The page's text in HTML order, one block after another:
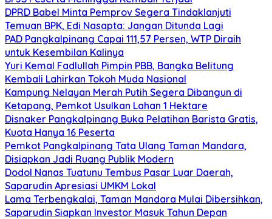
DPRD Babel Minta Pemprov Segera Tindaklanjuti
Temuan BPK, Edi Nasapta: Jangan Ditunda Lagi
PAD Pangkalpinang Capai 111,57 Persen, WTP Diraih
untuk Kesembilan Kalinya
Yuri Kemal Fadlullah Pimpin PBB, Bangka Belitung
Kembali Lahirkan Tokoh Muda Nasional
Kampung Nelayan Merah Putih Segera Dibangun di
Ketapang, Pemkot Usulkan Lahan 1 Hektare
Disnaker Pangkalpinang Buka Pelatihan Barista Gratis,
Kuota Hanya 16 Peserta
Pemkot Pangkalpinang Tata Ulang Taman Mandara,
Disiapkan Jadi Ruang Publik Modern
Dodol Nanas Tuatunu Tembus Pasar Luar Daerah,
Saparudin Apresiasi UMKM Lokal
Lama Terbengkalai, Taman Mandara Mulai Dibersihkan,
Saparudin Siapkan Investor Masuk Tahun Depan